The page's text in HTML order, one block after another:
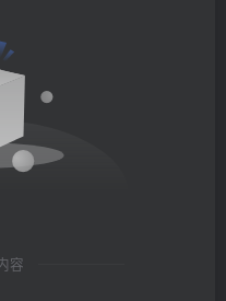
容